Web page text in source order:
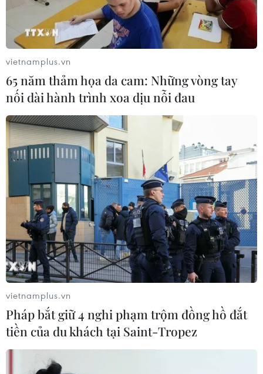
vietnamplus.vn
65 năm thảm họa da cam: Những vòng tay
nối dài hành trình xoa dịu nỗi đau
vietnamplus.vn
Pháp bắt giữ 4 nghi phạm trộm đồng hồ đắt
tiền của du khách tại Saint-Tropez